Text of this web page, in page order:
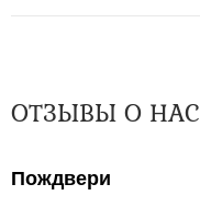
ОТЗЫВЫ О НАС
Пождвери